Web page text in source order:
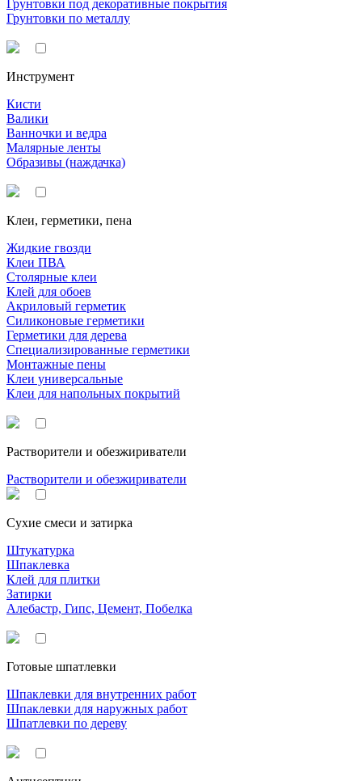
Грунтовки под декоративные покрытия
Грунтовки по металлу
Инструмент
Кисти
Валики
Ванночки и ведра
Малярные ленты
Образивы (наждачка)
Клеи, герметики, пена
Жидкие гвозди
Клеи ПВА
Столярные клеи
Клей для обоев
Акриловый герметик
Силиконовые герметики
Герметики для дерева
Специализированные герметики
Монтажные пены
Клеи универсальные
Клеи для напольных покрытий
Растворители и обезжириватели
Растворители и обезжириватели
Сухие смеси и затирка
Штукатурка
Шпаклевка
Клей для плитки
Затирки
Алебастр, Гипс, Цемент, Побелка
Готовые шпатлевки
Шпаклевки для внутренних работ
Шпаклевки для наружных работ
Шпатлевки по дереву